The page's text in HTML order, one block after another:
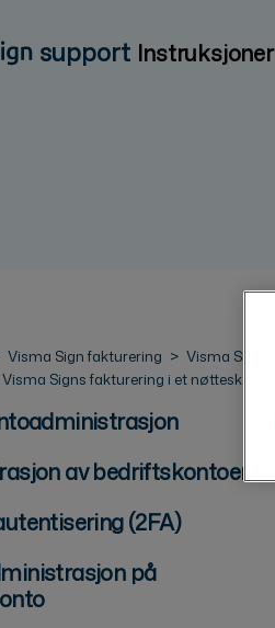
support Instruksjoner
Visma Sign fakturering
Visma Sign
Visma Signs fakturering i et nøtteskall
av bedriftskontoer
(2FA)
på